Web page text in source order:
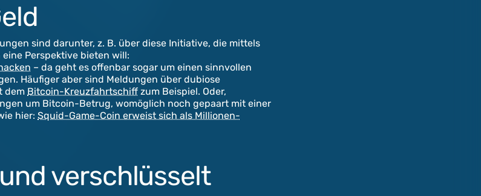
sind darunter, z. B. über diese Initiative, die mittels
Perspektive bieten will:
– da geht es offenbar sogar um einen sinnvollen
Häufiger aber sind Meldungen über dubiose
dem Bitcoin-Kreuzfahrtschiff zum Beispiel. Oder,
um Bitcoin-Betrug, womöglich noch gepaart mit einer
hier: Squid-Game-Coin erweist sich als Millionen-
verschlüsselt